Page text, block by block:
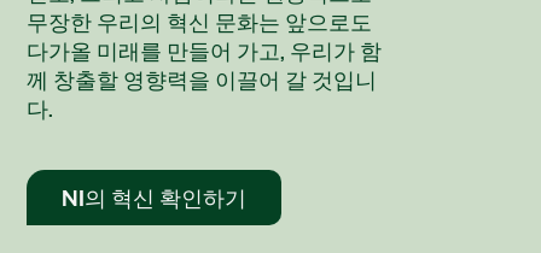
무장한 우리의 혁신 문화는 앞으로도
다가올 미래를 만들어 가고, 우리가 함
께 창출할 영향력을 이끌어 갈 것입니
다.
NI의 혁신 확인하기